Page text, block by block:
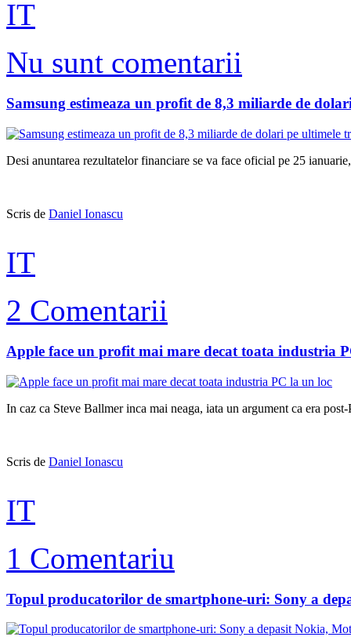
IT
Nu sunt comentarii
Samsung estimeaza un profit de 8,3 miliarde de
Desi anuntarea rezultatelor financiare se va face oficial pe 25
Scris de Daniel Ionascu
IT
2 Comentarii
Apple face un profit mai mare decat toata industria
In caz ca Steve Ballmer inca mai neaga, iata un argument ca era
Scris de Daniel Ionascu
IT
1 Comentariu
Topul producatorilor de smartphone-uri: Sony a